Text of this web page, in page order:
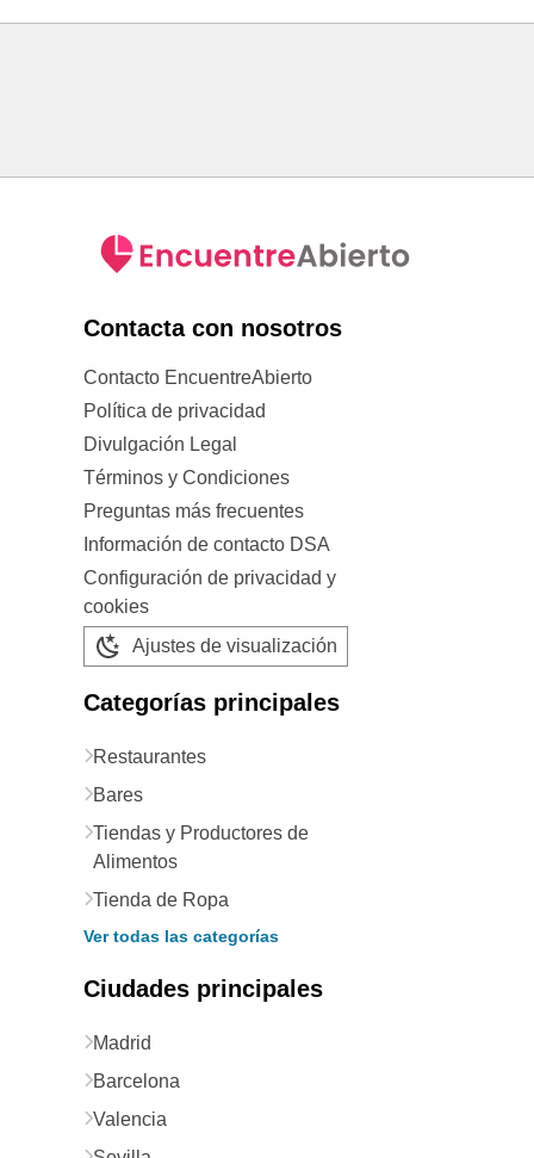
Contacta con nosotros
Contacto EncuentreAbierto
Política de privacidad
Divulgación Legal
Términos y Condiciones
Preguntas más frecuentes
Información de contacto DSA
Configuración de privacidad y
cookies
Ajustes de visualización
Categorías principales
Restaurantes
Bares
Tiendas y Productores de
Alimentos
Tienda de Ropa
Ver todas las categorías
Ciudades principales
Madrid
Barcelona
Valencia